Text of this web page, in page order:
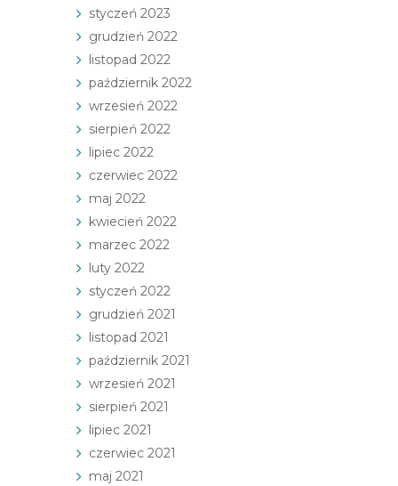
styczeń 2023
grudzień 2022
listopad 2022
październik 2022
wrzesień 2022
sierpień 2022
lipiec 2022
czerwiec 2022
maj 2022
kwiecień 2022
marzec 2022
luty 2022
styczeń 2022
grudzień 2021
listopad 2021
październik 2021
wrzesień 2021
sierpień 2021
lipiec 2021
czerwiec 2021
maj 2021